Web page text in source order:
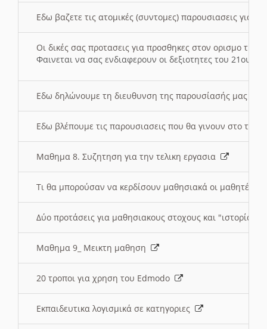
Εδω βαζετε τις ατομικές (συντομες) παρουσιασεις για
Οι δικές σας προτασεις για προσθηκες στον ορισμο
Φαινεται να σας ενδιαφερουν οι δεξιοτητες του 21ου
Εδω δηλώνουμε τη διευθυνση της παρουσίασής μας
Εδω βλέπουμε τις παρουσιασεις που θα γινουν στο
Μαθημα 8. Συζητηση για την τελικη εργασια
Τι θα μπορούσαν να κερδίσουν μαθησιακά οι μαθητές/
Δύο προτάσεις για μαθησιακους στοχους και "ιστορία"
Μαθημα 9_ Μεικτη μαθηση
20 τροποι για χρηση του Edmodo
Εκπαιδευτικα λογισμικά σε κατηγοριες